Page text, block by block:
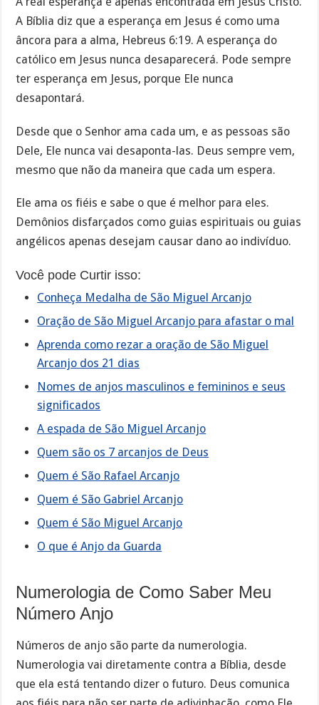
A Bíblia diz que a esperança em Jesus é como uma
âncora para a alma, Hebreus 6:19. A esperança do
católico em Jesus nunca desaparecerá. Pode sempre
ter esperança em Jesus, porque Ele nunca
desapontará.
Desde que o Senhor ama cada um, e as pessoas são
Dele, Ele nunca vai desaponta-las. Deus sempre vem,
mesmo que não da maneira que cada um espera.
Ele ama os fiéis e sabe o que é melhor para eles.
Demônios disfarçados como guias espirituais ou guias
angélicos apenas desejam causar dano ao indivíduo.
Você pode Curtir isso:
Conheça Medalha de São Miguel Arcanjo
Oração de São Miguel Arcanjo para afastar o mal
Aprenda como rezar a oração de São Miguel
Arcanjo dos 21 dias
Nomes de anjos masculinos e femininos e seus
significados
A espada de São Miguel Arcanjo
Quem são os 7 arcanjos de Deus
Quem é São Rafael Arcanjo
Quem é São Gabriel Arcanjo
Quem é São Miguel Arcanjo
O que é Anjo da Guarda
Numerologia de Como Saber Meu
Número Anjo
Números de anjo são parte da numerologia.
Numerologia vai diretamente contra a Bíblia, desde
que ela está tentando dizer o futuro. Deus comunica